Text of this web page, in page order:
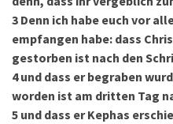
3 Denn ich habe euch vor
empfangen habe: dass
gestorben ist nach den
4 und dass er begraben
worden ist am dritten Tag
5 und dass er Kephas